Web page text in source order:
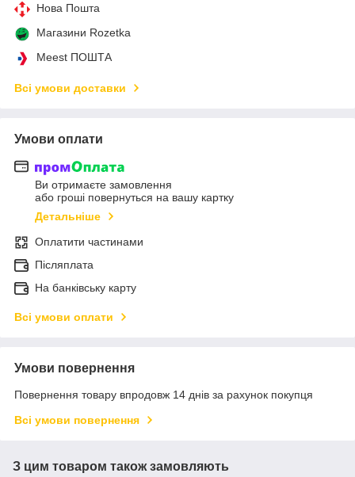
Нова Пошта
Магазини Rozetka
Meest ПОШТА
Всі умови доставки
Умови оплати
Ви отримаєте замовлення
або гроші повернуться на вашу картку
Детальніше
Оплатити частинами
Післяплата
На банківську карту
Всі умови оплати
Умови повернення
Повернення товару впродовж 14 днів за рахунок покупця
Всі умови повернення
З цим товаром також замовляють